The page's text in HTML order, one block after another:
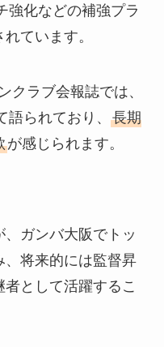
強化などの補強プラ
ています。
クラブ会報誌では、
られており、 長期
が感じられます。
ガンバ大阪でトッ
、将来的には監督昇
として活躍するこ